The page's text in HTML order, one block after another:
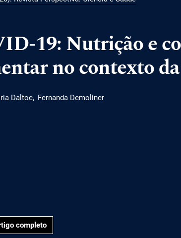
19: Nutrição e
no contexto
Daltoe Fernanda Demoliner
completo